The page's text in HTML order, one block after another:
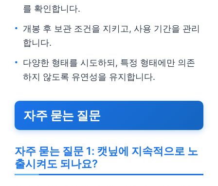
를 확인합니다.
개봉 후 보관 조건을 지키고, 사용 기간을 관리
합니다.
다양한 형태를 시도하되, 특정 형태에만 의존
하지 않도록 유연성을 유지합니다.
자주 묻는 질문
자주 묻는 질문 1: 캣닢에 지속적으로 노
출시켜도 되나요?